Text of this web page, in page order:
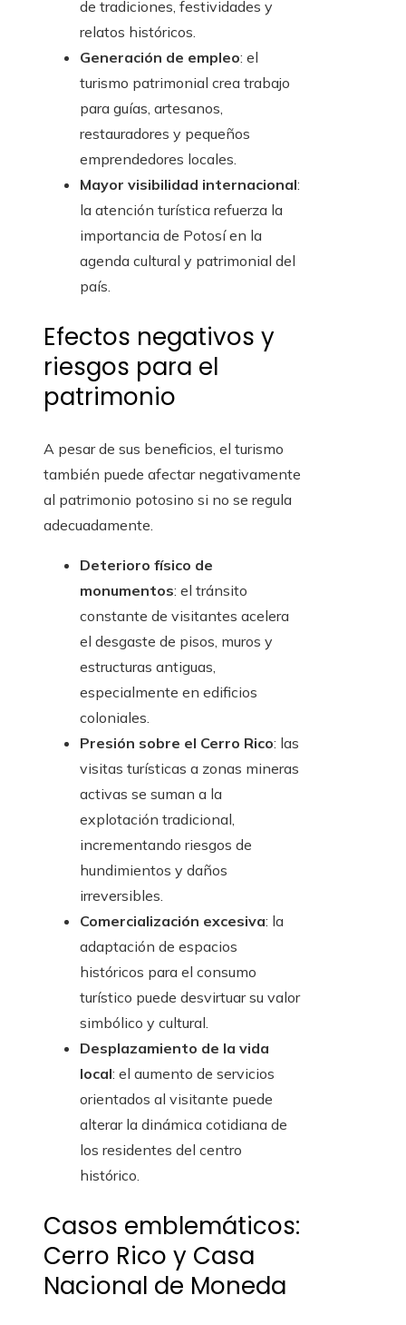
de tradiciones, festividades y
relatos históricos.
Generación de empleo: el
turismo patrimonial crea trabajo
para guías, artesanos,
restauradores y pequeños
emprendedores locales.
Mayor visibilidad internacional:
la atención turística refuerza la
importancia de Potosí en la
agenda cultural y patrimonial del
país.
Efectos negativos y
riesgos para el
patrimonio
A pesar de sus beneficios, el turismo
también puede afectar negativamente
al patrimonio potosino si no se regula
adecuadamente.
Deterioro físico de
monumentos: el tránsito
constante de visitantes acelera
el desgaste de pisos, muros y
estructuras antiguas,
especialmente en edificios
coloniales.
Presión sobre el Cerro Rico: las
visitas turísticas a zonas mineras
activas se suman a la
explotación tradicional,
incrementando riesgos de
hundimientos y daños
irreversibles.
Comercialización excesiva: la
adaptación de espacios
históricos para el consumo
turístico puede desvirtuar su valor
simbólico y cultural.
Desplazamiento de la vida
local: el aumento de servicios
orientados al visitante puede
alterar la dinámica cotidiana de
los residentes del centro
histórico.
Casos emblemáticos:
Cerro Rico y Casa
Nacional de Moneda